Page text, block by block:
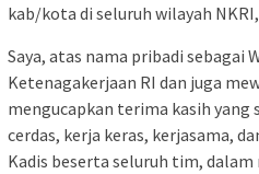
kab/kota di seluruh wilayah NKRI,
Saya, atas nama pribadi sebagai
Ketenagakerjaan RI dan juga
mengucapkan terima kasih yang
cerdas, kerja keras, kerjasama,
Kadis beserta seluruh tim,